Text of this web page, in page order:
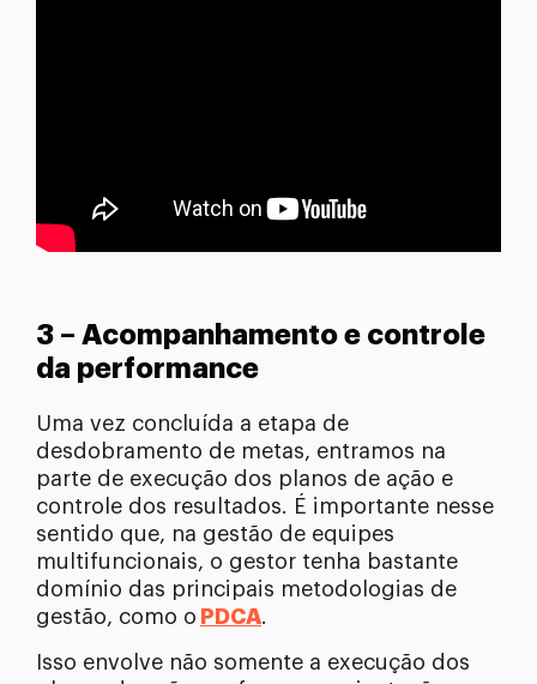
3 – Acompanhamento e controle
da performance
Uma vez concluída a etapa de
desdobramento de metas, entramos na
parte de execução dos planos de ação e
controle dos resultados. É importante nesse
sentido que, na gestão de equipes
multifuncionais, o gestor tenha bastante
domínio das principais metodologias de
gestão, como o PDCA.
Isso envolve não somente a execução dos